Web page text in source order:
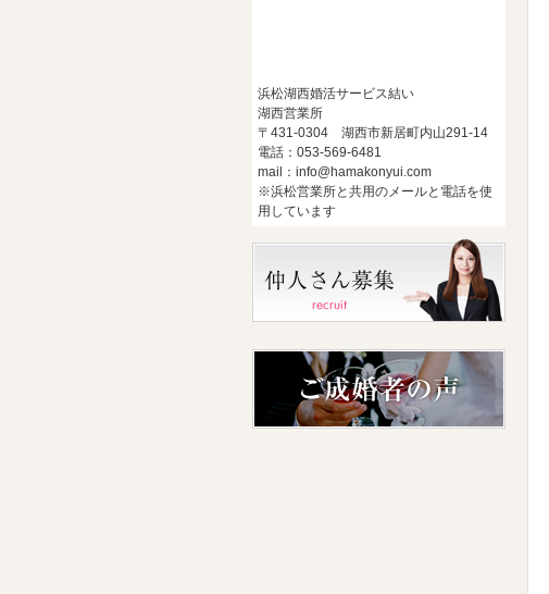
浜松湖西婚活サービス結い
湖西営業所
〒431-0304 湖西市新居町内山291-14
電話：053-569-6481
mail：info@hamakonyui.com
※浜松営業所と共用のメールと電話を使
用しています